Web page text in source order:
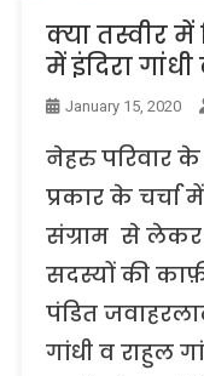
क्या तस्वीर
में इंदिरा
January 15, 2020
नेहरु परिवार
प्रकार के चर्चा
संग्राम से लेकर
सदस्यों की
पंडित
गांधी व राहुल